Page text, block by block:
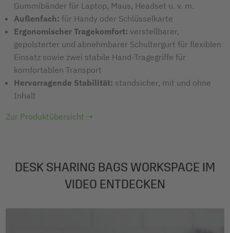
Gummibänder für Laptop, Maus, Headset u. v. m.
Außenfach: für Handy oder Schlüsselkarte
Ergonomischer Tragekomfort: verstellbarer,
gepolsterter und abnehmbarer Schultergurt für flexiblen
Einsatz sowie zwei stabile Hand-Tragegriffe für
komfortablen Transport
Hervorragende Stabilität: standsicher, mit und ohne
Inhalt
Zur Produktübersicht →
DESK SHARING BAGS WORKSPACE IM
VIDEO ENTDECKEN